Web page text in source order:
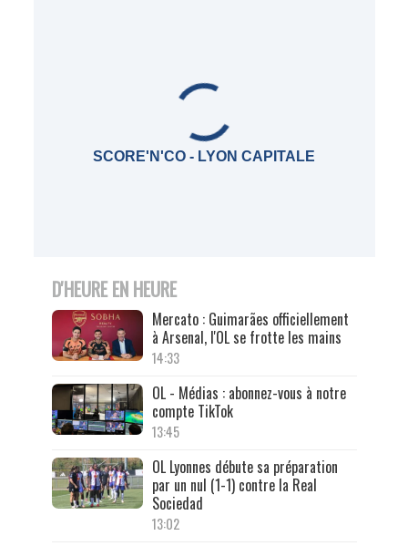
SCORE'N'CO - LYON CAPITALE
D'HEURE EN HEURE
Mercato : Guimarães officiellement
à Arsenal, l'OL se frotte les mains
14:33
OL - Médias : abonnez-vous à notre
compte TikTok
13:45
OL Lyonnes débute sa préparation
par un nul (1-1) contre la Real
Sociedad
13:02